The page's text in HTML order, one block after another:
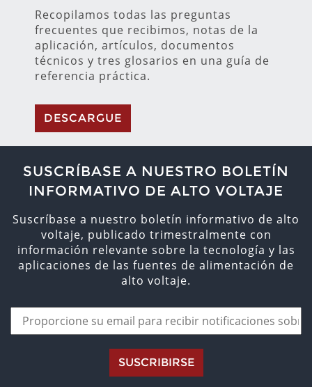
Recopilamos todas las preguntas
frecuentes que recibimos, notas de la
aplicación, artículos, documentos
técnicos y tres glosarios en una guía de
referencia práctica.
DESCARGUE
SUSCRÍBASE A NUESTRO BOLETÍN
INFORMATIVO DE ALTO VOLTAJE
Suscríbase a nuestro boletín informativo de alto
voltaje, publicado trimestralmente con
información relevante sobre la tecnología y las
aplicaciones de las fuentes de alimentación de
alto voltaje.
SUSCRIBIRSE